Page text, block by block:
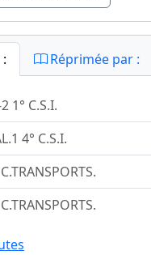
Réprimée par :
1° C.S.I.
4° C.S.I.